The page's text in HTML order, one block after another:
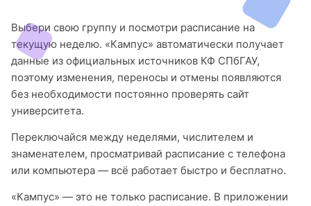
Выбери свою группу и посмотри расписание на
текущую неделю. «Кампус» автоматически получает
данные из официальных источников КФ СПбГАУ,
поэтому изменения, переносы и отмены появляются
без необходимости постоянно проверять сайт
университета.
Переключайся между неделями, числителем и
знаменателем, просматривай расписание с телефона
или компьютера — всё работает быстро и бесплатно.
«Кампус» — это не только расписание. В приложении